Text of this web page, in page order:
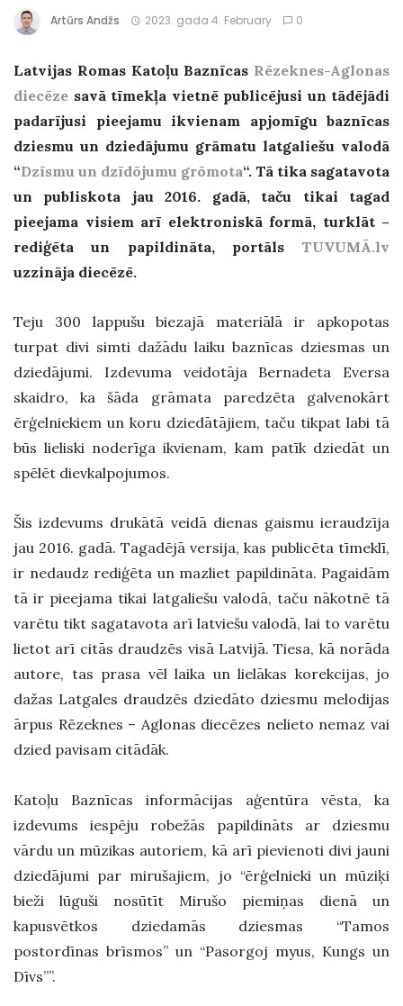
Artūrs Andžs 2023. gada 4. February 0
Latvijas Romas Katoļu Baznīcas Rēzeknes-Aglonas
diecēze savā tīmekļa vietnē publicējusi un tādējādi
padarījusi pieejamu ikvienam apjomīgu baznīcas
dziesmu un dziedājumu grāmatu latgaliešu valodā
“Dzīsmu un dzīdōjumu grōmota“. Tā tika sagatavota
un publiskota jau 2016. gadā, taču tikai tagad
pieejama visiem arī elektroniskā formā, turklāt –
rediģēta un papildināta, portāls TUVUMĀ.lv
uzzināja diecēzē.
Teju 300 lappušu biezajā materiālā ir apkopotas
turpat divi simti dažādu laiku baznīcas dziesmas un
dziedājumi. Izdevuma veidotāja Bernadeta Eversa
skaidro, ka šāda grāmata paredzēta galvenokārt
ērģelniekiem un koru dziedātājiem, taču tikpat labi tā
būs lieliski noderīga ikvienam, kam patīk dziedāt un
spēlēt dievkalpojumos.
Šis izdevums drukātā veidā dienas gaismu ieraudzīja
jau 2016. gadā. Tagadējā versija, kas publicēta tīmeklī,
ir nedaudz rediģēta un mazliet papildināta. Pagaidām
tā ir pieejama tikai latgaliešu valodā, taču nākotnē tā
varētu tikt sagatavota arī latviešu valodā, lai to varētu
lietot arī citās draudzēs visā Latvijā. Tiesa, kā norāda
autore, tas prasa vēl laika un lielākas korekcijas, jo
dažas Latgales draudzēs dziedāto dziesmu melodijas
ārpus Rēzeknes – Aglonas diecēzes nelieto nemaz vai
dzied pavisam citādāk.
Katoļu Baznīcas informācijas aģentūra vēsta, ka
izdevums iespēju robežās papildināts ar dziesmu
vārdu un mūzikas autoriem, kā arī pievienoti divi jauni
dziedājumi par mirušajiem, jo “ērģelnieki un mūziķi
bieži lūguši nosūtīt Mirušo piemiņas dienā un
kapusvētkos dziedamās dziesmas “Tamos
postordīnas brīsmos” un “Pasorgoj myus, Kungs un
Dīvs””.